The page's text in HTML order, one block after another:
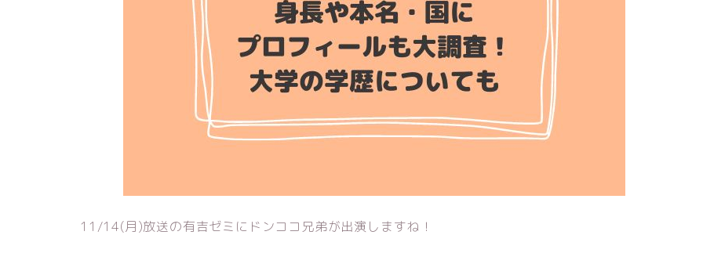
11/14(月)放送の有吉ゼミにドンココ兄弟が出演しますね！